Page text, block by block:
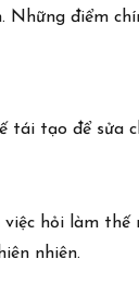
điểm
tái tạo để
hỏi làm
nhiên.